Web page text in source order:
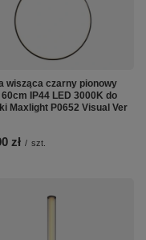
wisząca czarny pionowy
IP44 LED 3000K do
Maxlight P0652 Visual Ver
zł / szt.